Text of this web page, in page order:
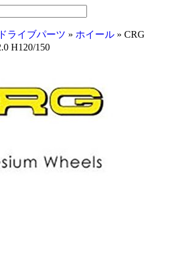
ドライブパーツ » ホイール » CRG
H120/150